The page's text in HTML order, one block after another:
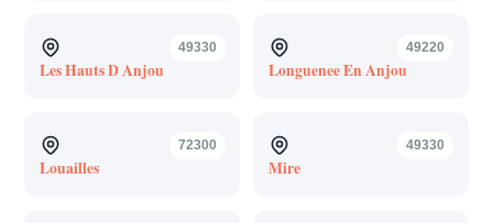
49330
Les Hauts D Anjou
49220
Longuenee En Anjou
72300
Louailles
49330
Mire